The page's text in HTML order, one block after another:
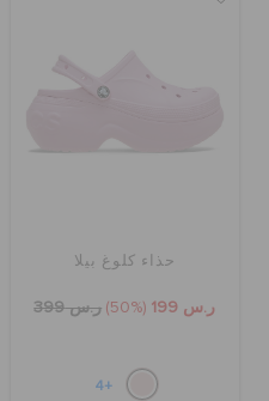
حذاء كلوغ بيلا
ر.س 199 (50%) ر.س 399
+4